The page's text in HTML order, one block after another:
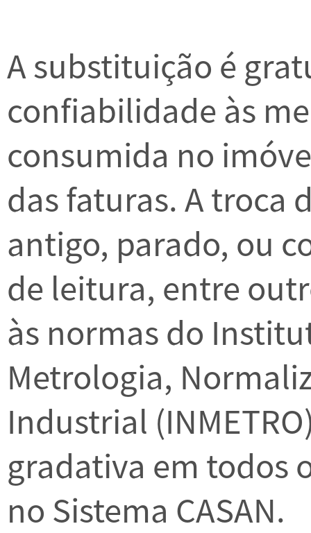
A substituição é
confiabilidade às
consumida no
das faturas. A troca
antigo, parado, ou
de leitura, entre
às normas do
Metrologia,
Industrial
gradativa em todos
no Sistema CASAN.